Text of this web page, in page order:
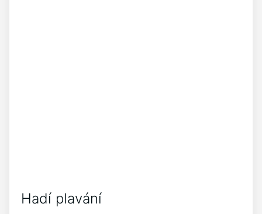
Hadí plavání